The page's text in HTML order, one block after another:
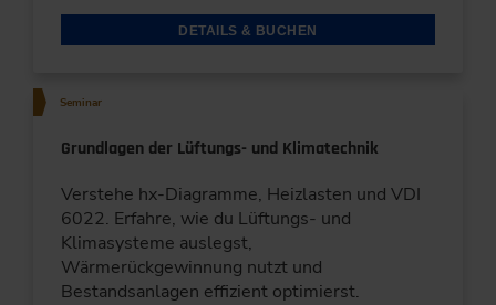
DETAILS & BUCHEN
Seminar
Grundlagen der Lüftungs- und Klimatechnik
Verstehe hx-Diagramme, Heizlasten und VDI
6022. Erfahre, wie du Lüftungs- und
Klimasysteme auslegst,
Wärmerückgewinnung nutzt und
Bestandsanlagen effizient optimierst.